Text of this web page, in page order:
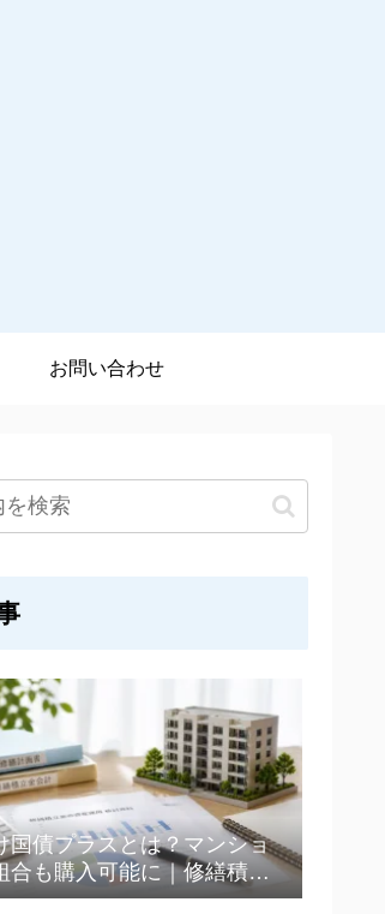
お問い合わせ
国債プラスとは？マンショ
合も購入可能に｜修繕積立
新たな選択肢を解説